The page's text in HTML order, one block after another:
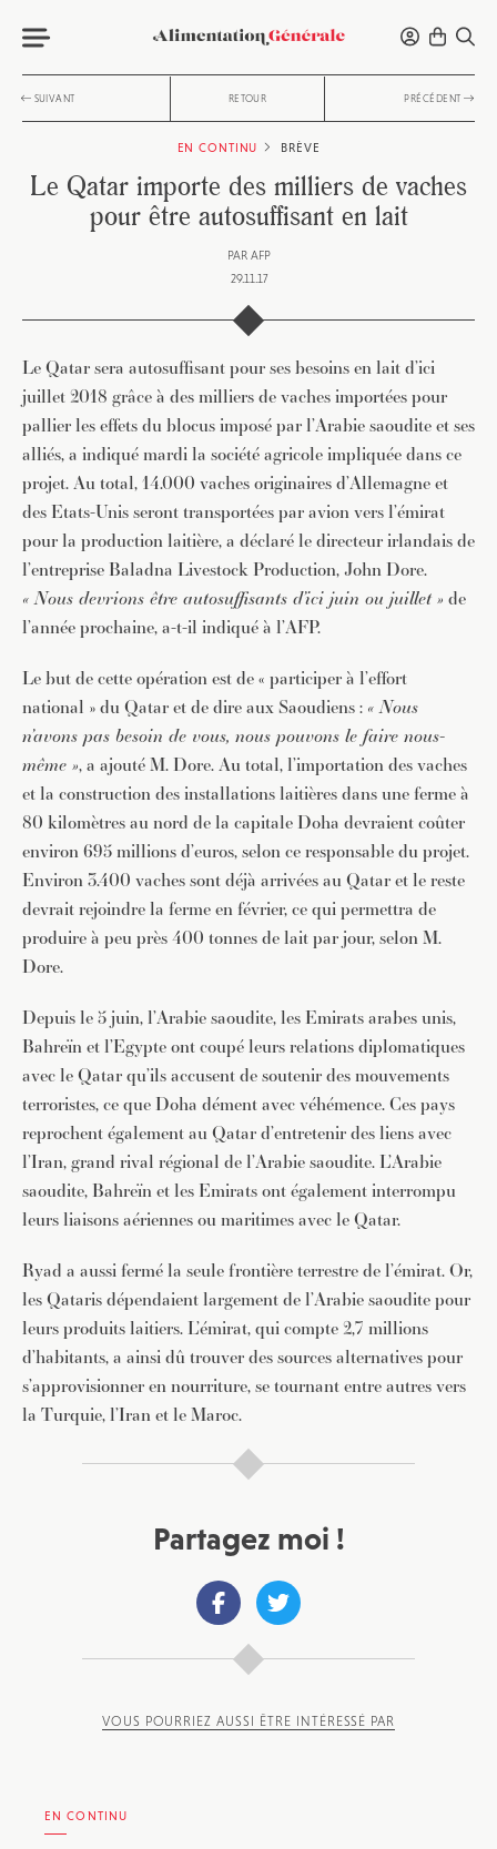
SUIVANT RETOUR PRÉCÉDENT
EN CONTINU BRÈVE
Le Qatar importe des milliers de vaches
pour être autosuffisant en lait
PAR AFP
29.11.17
Le Qatar sera autosuffisant pour ses besoins en lait d’ici
juillet 2018 grâce à des milliers de vaches importées pour
pallier les effets du blocus imposé par l’Arabie saoudite et ses
alliés, a indiqué mardi la société agricole impliquée dans ce
projet. Au total, 14.000 vaches originaires d’Allemagne et
des Etats-Unis seront transportées par avion vers l’émirat
pour la production laitière, a déclaré le directeur irlandais de
l’entreprise Baladna Livestock Production, John Dore.
« Nous devrions être autosuffisants d’ici juin ou juillet » de
l’année prochaine, a-t-il indiqué à l’AFP.
Le but de cette opération est de « participer à l’effort
national » du Qatar et de dire aux Saoudiens : « Nous
n’avons pas besoin de vous, nous pouvons le faire nous-
même », a ajouté M. Dore. Au total, l’importation des vaches
et la construction des installations laitières dans une ferme à
80 kilomètres au nord de la capitale Doha devraient coûter
environ 695 millions d’euros, selon ce responsable du projet.
Environ 3.400 vaches sont déjà arrivées au Qatar et le reste
devrait rejoindre la ferme en février, ce qui permettra de
produire à peu près 400 tonnes de lait par jour, selon M.
Dore.
Depuis le 5 juin, l’Arabie saoudite, les Emirats arabes unis,
Bahreïn et l’Egypte ont coupé leurs relations diplomatiques
avec le Qatar qu’ils accusent de soutenir des mouvements
terroristes, ce que Doha dément avec véhémence. Ces pays
reprochent également au Qatar d’entretenir des liens avec
l’Iran, grand rival régional de l’Arabie saoudite. L’Arabie
saoudite, Bahreïn et les Emirats ont également interrompu
leurs liaisons aériennes ou maritimes avec le Qatar.
Ryad a aussi fermé la seule frontière terrestre de l’émirat. Or,
les Qataris dépendaient largement de l’Arabie saoudite pour
leurs produits laitiers. L’émirat, qui compte 2,7 millions
d’habitants, a ainsi dû trouver des sources alternatives pour
s’approvisionner en nourriture, se tournant entre autres vers
la Turquie, l’Iran et le Maroc.
Partagez moi !
VOUS POURRIEZ AUSSI ÊTRE INTÉRESSÉ PAR
EN CONTINU